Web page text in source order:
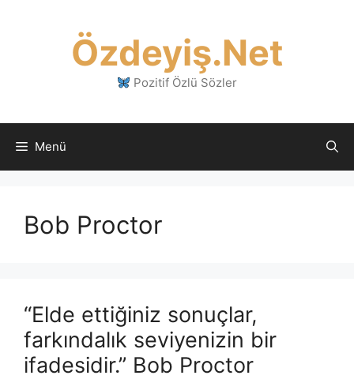
Özdeyiş.Net
Pozitif Özlü Sözler
Menü
Bob Proctor
“Elde ettiğiniz sonuçlar,
farkındalık seviyenizin bir
ifadesidir.” Bob Proctor